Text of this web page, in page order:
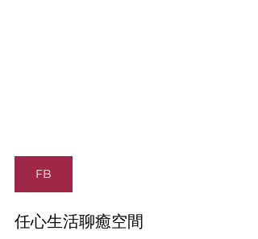
FB
任心生活聊癒空間